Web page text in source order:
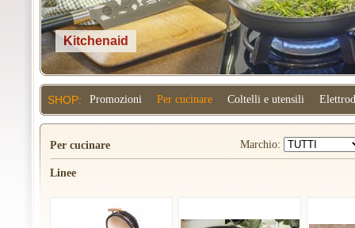
Kitchenaid
SHOP: Promozioni Per cucinare Coltelli e utensili
Per cucinare Marchio:
Linee